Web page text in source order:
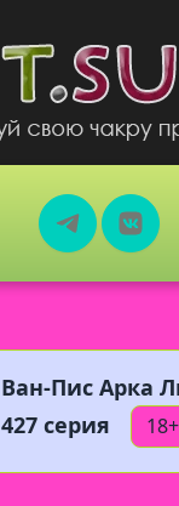
Ван-Пис Арка
427 серия
18+